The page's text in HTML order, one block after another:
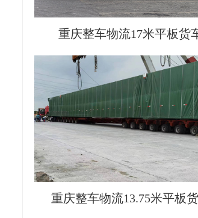
重庆整车物流17米平板货
重庆整车物流13.75米平板